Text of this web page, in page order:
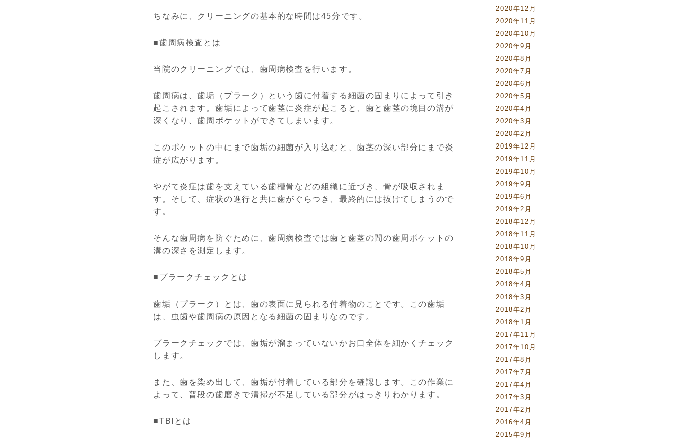
ちなみに、クリーニングの基本的な時間は45分です。
■歯周病検査とは
当院のクリーニングでは、歯周病検査を行います。
歯周病は、歯垢（プラーク）という歯に付着する細菌の固まりによって引き
起こされます。歯垢によって歯茎に炎症が起こると、歯と歯茎の境目の溝が
深くなり、歯周ポケットができてしまいます。
このポケットの中にまで歯垢の細菌が入り込むと、歯茎の深い部分にまで炎
症が広がります。
やがて炎症は歯を支えている歯槽骨などの組織に近づき、骨が吸収されま
す。そして、症状の進行と共に歯がぐらつき、最終的には抜けてしまうので
す。
そんな歯周病を防ぐために、歯周病検査では歯と歯茎の間の歯周ポケットの
溝の深さを測定します。
■プラークチェックとは
歯垢（プラーク）とは、歯の表面に見られる付着物のことです。この歯垢
は、虫歯や歯周病の原因となる細菌の固まりなのです。
プラークチェックでは、歯垢が溜まっていないかお口全体を細かくチェック
します。
また、歯を染め出して、歯垢が付着している部分を確認します。この作業に
よって、普段の歯磨きで清掃が不足している部分がはっきりわかります。
■TBIとは
2020年12月
2020年11月
2020年10月
2020年9月
2020年8月
2020年7月
2020年6月
2020年5月
2020年4月
2020年3月
2020年2月
2019年12月
2019年11月
2019年10月
2019年9月
2019年6月
2019年2月
2018年12月
2018年11月
2018年10月
2018年9月
2018年5月
2018年4月
2018年3月
2018年2月
2018年1月
2017年11月
2017年10月
2017年8月
2017年7月
2017年4月
2017年3月
2017年2月
2016年4月
2015年9月